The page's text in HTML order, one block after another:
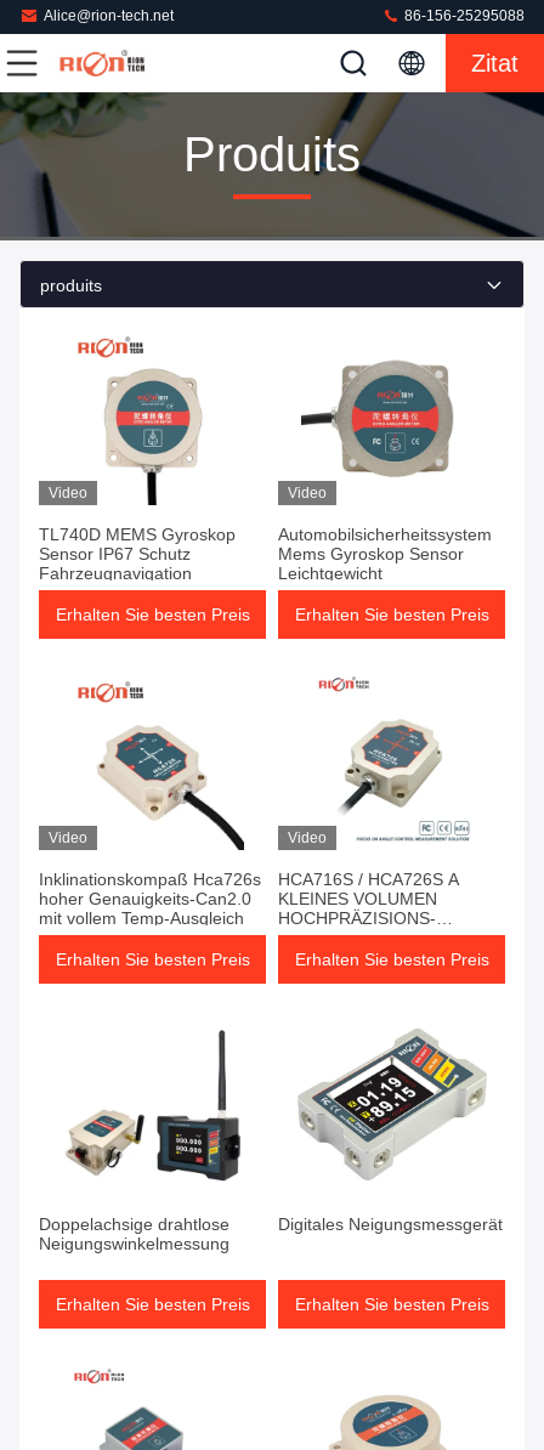
Alice@rion-tech.net 86-156-25295088
Zitat
Produits
produits
Video
TL740D MEMS Gyroskop
Sensor IP67 Schutz
Fahrzeugnavigation
Erhalten Sie besten Preis
Video
Automobilsicherheitssystem
Mems Gyroskop Sensor
Leichtgewicht
Erhalten Sie besten Preis
Video
Inklinationskompaß Hca726s
hoher Genauigkeits-Can2.0
mit vollem Temp-Ausgleich
Erhalten Sie besten Preis
Video
HCA716S / HCA726S A
KLEINES VOLUMEN
HOCHPRÄZISIONS-
NEIGUNGSMESSER
CAN2.0A/B-AUSGANG
Erhalten Sie besten Preis
Doppelachsige drahtlose
Neigungswinkelmessung
Erhalten Sie besten Preis
Digitales Neigungsmessgerät
Erhalten Sie besten Preis